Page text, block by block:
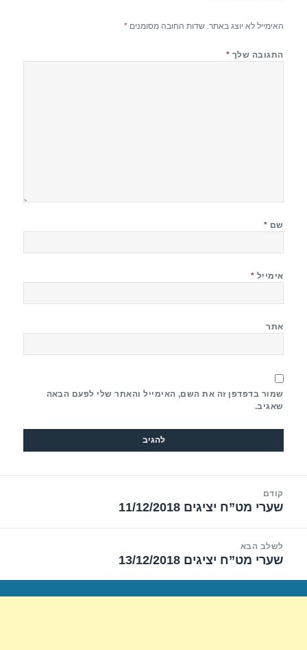
האימייל לא יוצג באתר. שדות החובה מסומנים*
התגובה שלך *
שם *
אימייל *
אתר
שמור בדפדפן זה את השם, האימייל והאתר שלי לפעם הבאה
שאגיב.
קודם
הפוסט
שערי מט”ח יציגים 11/12/2018
לשלב הבא
הפוסט
שערי מט”ח יציגים 13/12/2018